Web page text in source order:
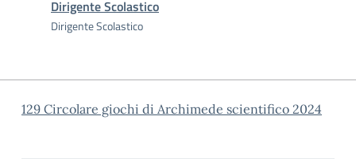
Dirigente Scolastico
Dirigente Scolastico
129 Circolare giochi di Archimede scientifico 2024